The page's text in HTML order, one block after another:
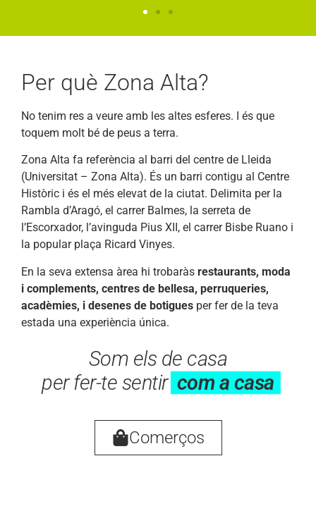
Per què Zona Alta?
No tenim res a veure amb les altes esferes. I és que
toquem molt bé de peus a terra.
Zona Alta fa referència al barri del centre de Lleida
(Universitat – Zona Alta). És un barri contigu al Centre
Històric i és el més elevat de la ciutat. Delimita per la
Rambla d’Aragó, el carrer Balmes, la serreta de
l’Escorxador, l’avinguda Pius XII, el carrer Bisbe Ruano i
la popular plaça Ricard Vinyes.
En la seva extensa àrea hi trobaràs restaurants, moda
i complements, centres de bellesa, perruqueries,
acadèmies, i desenes de botigues per fer de la teva
estada una experiència única.
Som els de casa
per fer-te sentir com a casa
Comerços